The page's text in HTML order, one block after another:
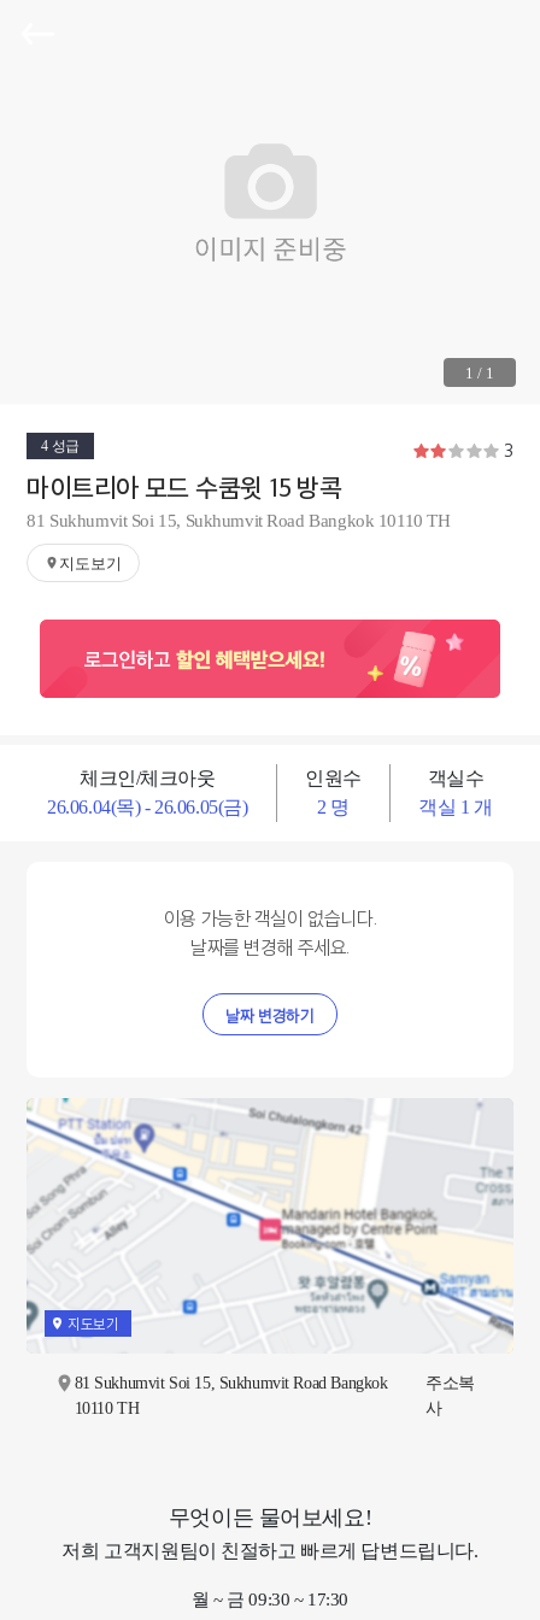
1 / 1
4 성급 3
마이트리아 모드 수쿰윗 15 방콕
81 Sukhumvit Soi 15, Sukhumvit Road Bangkok 10110 TH
지도보기
체크인/체크아웃
26.06.04(목) - 26.06.05(금)
인원수
2 명
객실수
객실 1 개
이용 가능한 객실이 없습니다.
날짜를 변경해 주세요.
날짜 변경하기
지도보기
81 Sukhumvit Soi 15, Sukhumvit Road Bangkok
10110 TH
주소복
사
무엇이든 물어보세요!
저희 고객지원팀이 친절하고 빠르게 답변드립니다.
월 ~ 금 09:30 ~ 17:30